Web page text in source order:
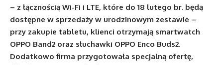
– z łącznością Wi-Fi i LTE, które do 18 lutego br. będą
dostępne w sprzedaży w urodzinowym zestawie –
przy zakupie tabletu, klienci otrzymają smartwatch
OPPO Band2 oraz słuchawki OPPO Enco Buds2.
Dodatkowo firma przygotowała specjalną ofertę,